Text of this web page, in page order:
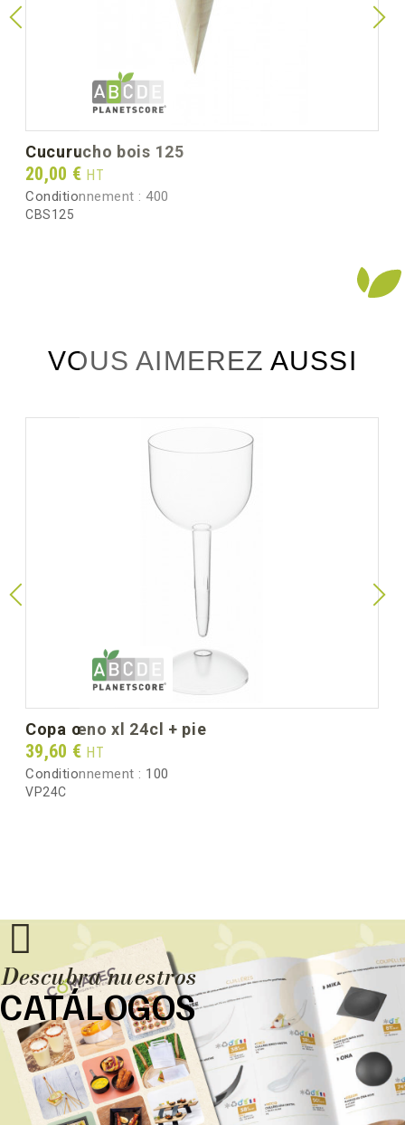
4.0
Peso bruto por caja (kg)
cucurucho bois 125
Prix
20,00 € HT
Conditionnement : 400
CBS125
VOUS AIMEREZ AUSSI
copa œno xl 24cl + pie
Prix
39,60 € HT
Conditionnement : 100
VP24C
Descubra nuestros
CATÁLOGOS